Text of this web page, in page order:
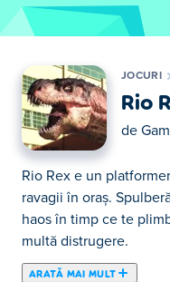
JOCURI
Rio
de
Rio Rex e un
ravagii în oraș.
haos în timp ce te
multă distrugere.
ARATĂ MAI MULT